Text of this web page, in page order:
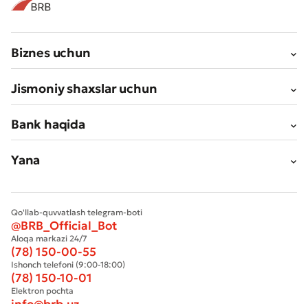
Biznes uchun
Jismoniy shaxslar uchun
Bank haqida
Yana
Qo'llab-quvvatlash telegram-boti
@BRB_Official_Bot
Aloqa markazi 24/7
(78) 150-00-55
Ishonch telefoni (9:00-18:00)
(78) 150-10-01
Elektron pochta